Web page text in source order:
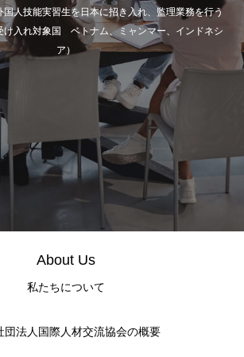
人技能実習生を日本に招き入れ、監理業務を行う
け入れ対象国 ベトナム、ミャンマー、インドネシ
ア）
About Us
私たちについて
団法人国際人材交流協会の概要